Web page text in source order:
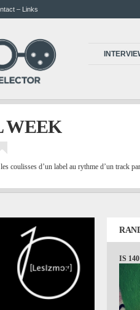
– Links
WEEK
coulisses d’un label au rythme d’un track
IS